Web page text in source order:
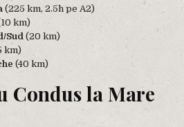
(225 km, 2.5h pe A2)
km)
Sud (20 km)
km)
(40 km)
Condus la Mare